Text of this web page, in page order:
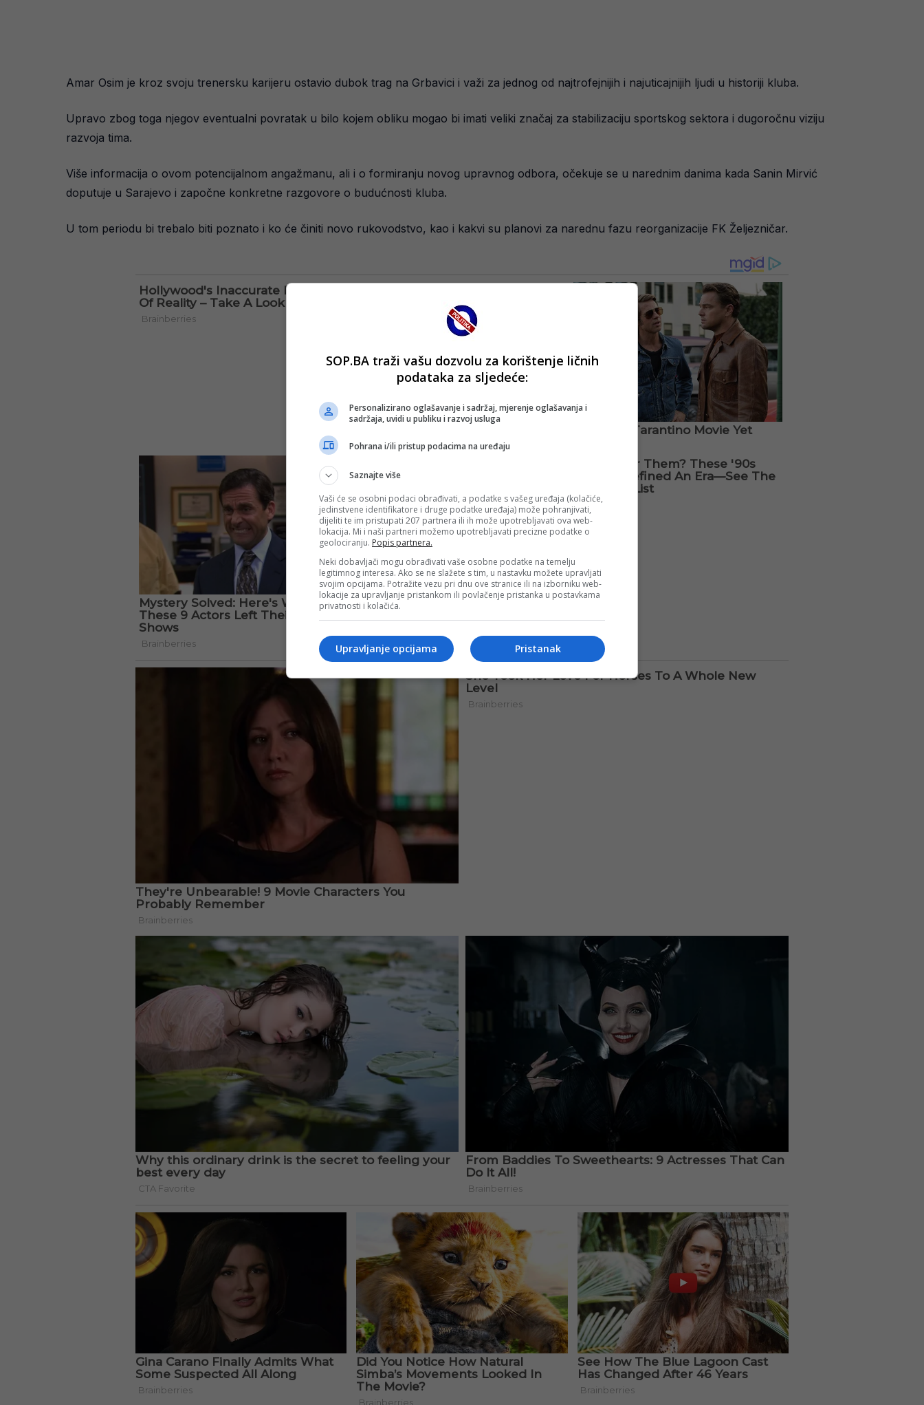
Amar Osim je kroz svoju trenersku karijeru ostavio dubok trag na Grbavici i važi za jednog od najtrofejnijih i najuticajnijih ljudi u historiji kluba.
Upravo zbog toga njegov eventualni povratak u bilo kojem obliku mogao bi imati veliki značaj za stabilizaciju sportskog sektora i dugoročnu viziju
razvoja tima.
Više informacija o ovom potencijalnom angažmanu, ali i o formiranju novog upravnog odbora, očekuje se u narednim danima kada Sanin Mirvić
doputuje u Sarajevo i započne konkretne razgovore o budućnosti kluba.
U tom periodu bi trebalo biti poznato i ko će činiti novo rukovodstvo, kao i kakvi su planovi za narednu fazu reorganizacije FK Željezničar.
SOP.BA traži vašu dozvolu za korištenje ličnih
podataka za sljedeće:
Personalizirano oglašavanje i sadržaj, mjerenje oglašavanja i
sadržaja, uvidi u publiku i razvoj usluga
Pohrana i/ili pristup podacima na uređaju
Saznajte više
Vaši će se osobni podaci obrađivati, a podatke s vašeg uređaja (kolačiće,
jedinstvene identifikatore i druge podatke uređaja) može pohranjivati,
dijeliti te im pristupati 207 partnera ili ih može upotrebljavati ova web-
lokacija. Mi i naši partneri možemo upotrebljavati precizne podatke o
geolociranju. Popis partnera.
Neki dobavljači mogu obrađivati vaše osobne podatke na temelju
legitimnog interesa. Ako se ne slažete s tim, u nastavku možete upravljati
svojim opcijama. Potražite vezu pri dnu ove stranice ili na izborniku web-
lokacije za upravljanje pristankom ili povlačenje pristanka u postavkama
privatnosti i kolačića.
Pristanak
Upravljanje opcijama